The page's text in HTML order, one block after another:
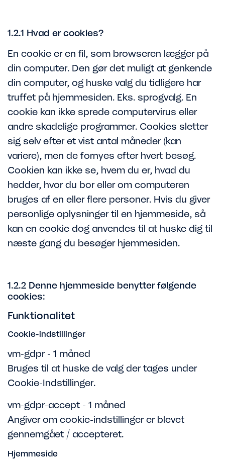
1.2.1 Hvad er cookies?
En cookie er en fil, som browseren lægger på
din computer. Den gør det muligt at genkende
din computer, og huske valg du tidligere har
truffet på hjemmesiden. Eks. sprogvalg. En
cookie kan ikke sprede computervirus eller
andre skadelige programmer. Cookies sletter
sig selv efter et vist antal måneder (kan
variere), men de fornyes efter hvert besøg.
Cookien kan ikke se, hvem du er, hvad du
hedder, hvor du bor eller om computeren
bruges af en eller flere personer. Hvis du giver
personlige oplysninger til en hjemmeside, så
kan en cookie dog anvendes til at huske dig til
næste gang du besøger hjemmesiden.
1.2.2 Denne hjemmeside benytter følgende
cookies:
Funktionalitet
Cookie-indstillinger
vm-gdpr - 1 måned
Bruges til at huske de valg der tages under
Cookie-Indstillinger.
vm-gdpr-accept - 1 måned
Angiver om cookie-indstillinger er blevet
gennemgået / accepteret.
Hjemmeside